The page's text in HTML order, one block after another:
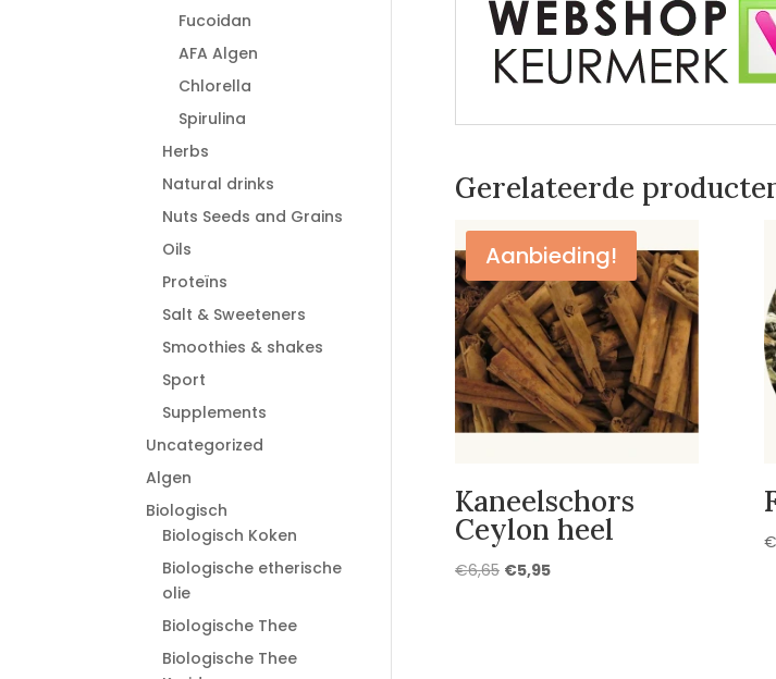
Gerelateerde
Aanbieding!
Kaneelschors
Ceylon heel
€6,65 Oorspronkelijke
€5,95Huidige
€
Fucoidan
AFA Algen
Chlorella
Spirulina
Herbs
Natural drinks
Nuts Seeds and Grains
Oils
Proteïns
Salt & Sweeteners
Smoothies & shakes
Sport
Supplements
Uncategorized
Algen
Biologisch
Biologisch Koken
Biologische etherische
olie
Biologische Thee
Biologische Thee